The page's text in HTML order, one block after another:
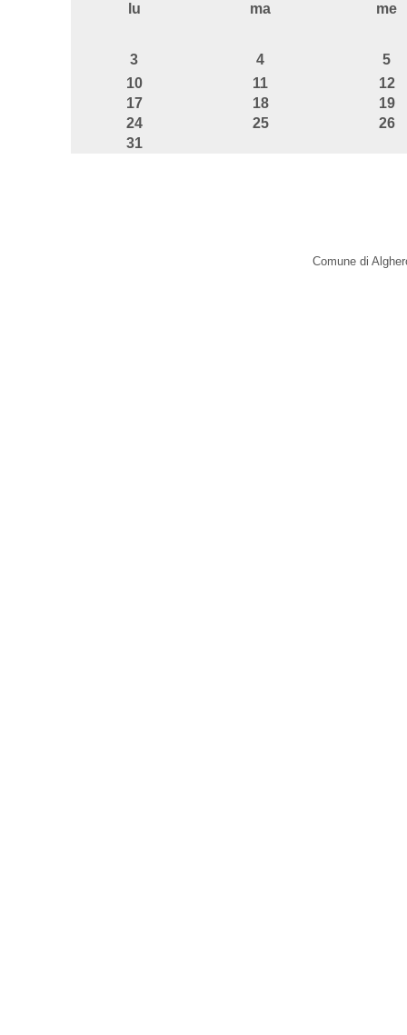
lu ma me
3 4
5
10
11
12
17
18
19
24
25
26
31
Comune di